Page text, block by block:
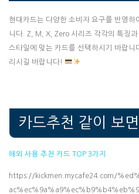
현대카드는 다양한 소비자 요구를 반영하
니다. Z, M, X, Zero 시리즈 각각의 특징
스타일에 맞는 카드를 선택하시기 바랍니
리시길 바랍니다!
카드추천 같이 보
해외 사용 추천 카드 TOP 3가지
https://kickmen.mycafe24.com/